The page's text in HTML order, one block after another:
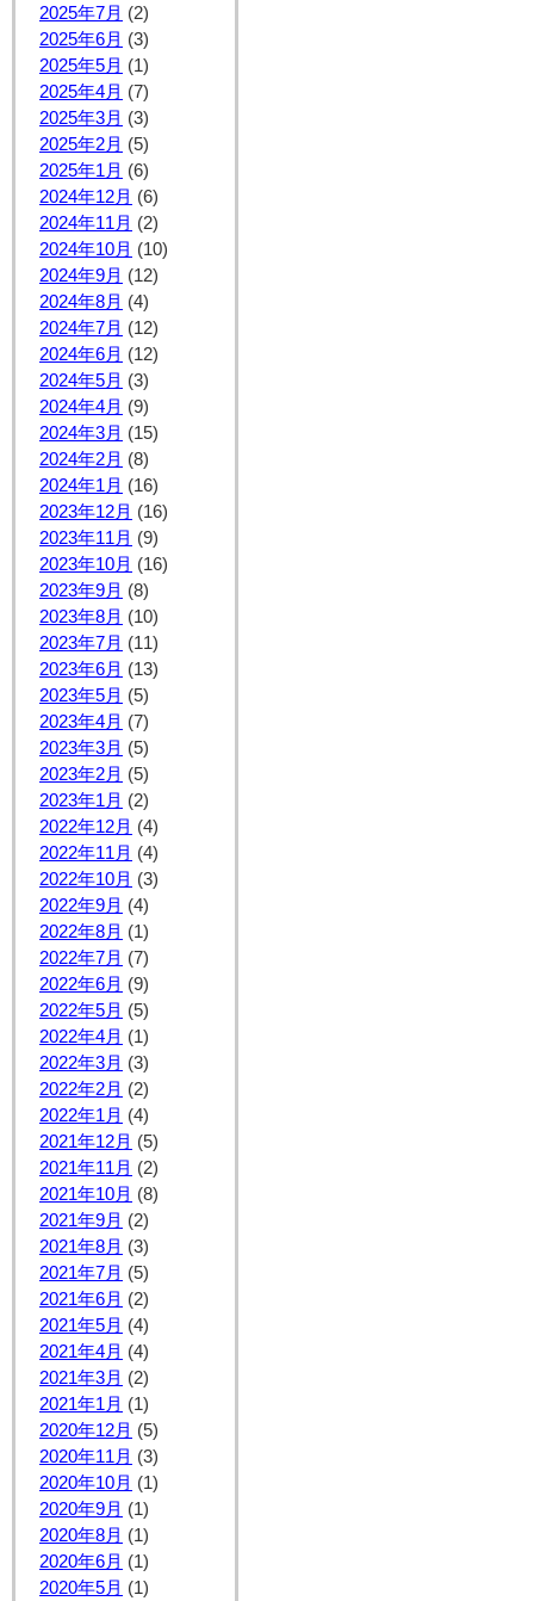
2025年7月 (2)
2025年6月 (3)
2025年5月 (1)
2025年4月 (7)
2025年3月 (3)
2025年2月 (5)
2025年1月 (6)
2024年12月 (6)
2024年11月 (2)
2024年10月 (10)
2024年9月 (12)
2024年8月 (4)
2024年7月 (12)
2024年6月 (12)
2024年5月 (3)
2024年4月 (9)
2024年3月 (15)
2024年2月 (8)
2024年1月 (16)
2023年12月 (16)
2023年11月 (9)
2023年10月 (16)
2023年9月 (8)
2023年8月 (10)
2023年7月 (11)
2023年6月 (13)
2023年5月 (5)
2023年4月 (7)
2023年3月 (5)
2023年2月 (5)
2023年1月 (2)
2022年12月 (4)
2022年11月 (4)
2022年10月 (3)
2022年9月 (4)
2022年8月 (1)
2022年7月 (7)
2022年6月 (9)
2022年5月 (5)
2022年4月 (1)
2022年3月 (3)
2022年2月 (2)
2022年1月 (4)
2021年12月 (5)
2021年11月 (2)
2021年10月 (8)
2021年9月 (2)
2021年8月 (3)
2021年7月 (5)
2021年6月 (2)
2021年5月 (4)
2021年4月 (4)
2021年3月 (2)
2021年1月 (1)
2020年12月 (5)
2020年11月 (3)
2020年10月 (1)
2020年9月 (1)
2020年8月 (1)
2020年6月 (1)
2020年5月 (1)